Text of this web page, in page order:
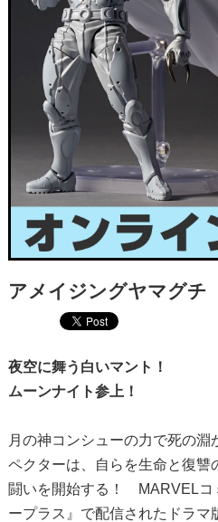
アメイジングヤマグ
夜空に舞う白いマント！
ムーンナイト参上！
月の神コンシューの力で死の淵
ペクターは、自らを生命と復讐
闘いを開始する！ MARVELコ
ープラス』で配信されたドラマ